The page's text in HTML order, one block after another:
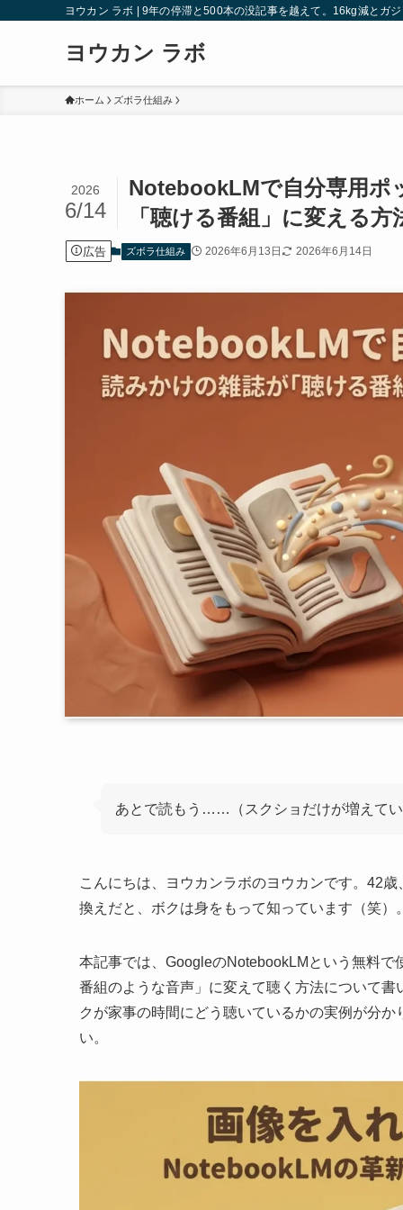
ヨウカン ラボ | 9年の停滞と500本の没記事を越えて。16kg減とガ
ヨウカン ラボ
ホーム ズボラ仕組み
NotebookLMで自分専用ポ
「聴ける番組」に変える方
2026
6/14
広告 ズボラ仕組み 2026年6月13日 2026年6月14日
あとで読もう……（スクショだけが増えて
こんにちは、ヨウカンラボのヨウカンです。42
換えだと、ボクは身をもって知っています（笑）
本記事では、GoogleのNotebookLMという無料
番組のような音声」に変えて聴く方法について
クが家事の時間にどう聴いているかの実例が分
い。